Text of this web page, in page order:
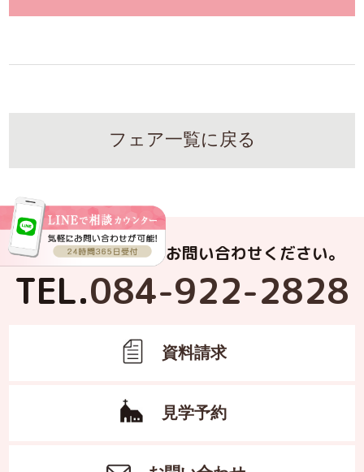
フェア一覧に戻る
お電話でもお気軽にお問い合わせください。
TEL.084-922-2828
資料請求
見学予約